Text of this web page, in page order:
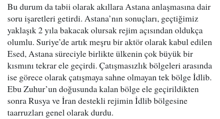
Bu durum da tabii olarak akıllara Astana anlaşmasına dair
soru işaretleri getirdi. Astana’nın sonuçları, geçtiğimiz
yaklaşık 2 yıla bakacak olursak rejim açısından oldukça
olumlu. Suriye’de artık meşru bir aktör olarak kabul edilen
Esed, Astana süreciyle birlikte ülkenin çok büyük bir
kısmını tekrar ele geçirdi. Çatışmasızlık bölgeleri arasında
ise görece olarak çatışmaya sahne olmayan tek bölge İdlib.
Ebu Zuhur’un doğusunda kalan bölge ele geçirildikten
sonra Rusya ve İran destekli rejimin İdlib bölgesine
taarruzları genel olarak durdu.